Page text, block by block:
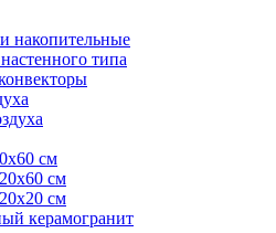
накопительные
типа
см
см
см
керамогранит